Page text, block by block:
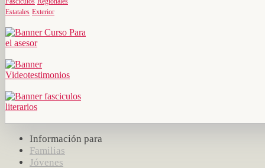
Estatales Exterior
Información para
Familias
Jóvenes